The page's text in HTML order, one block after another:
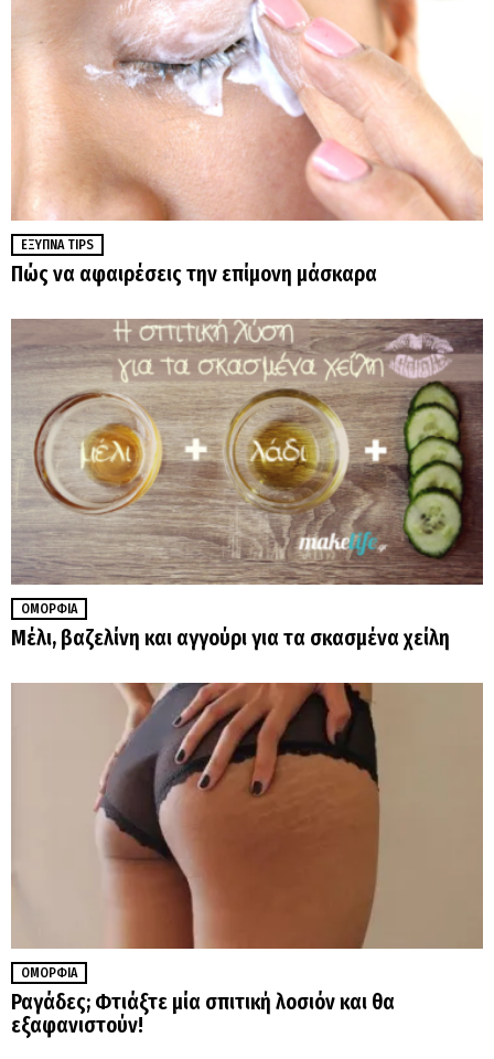
ΈΞΥΠΝΑ TIPS
Πώς να αφαιρέσεις την επίμονη μάσκαρα
ΟΜΟΡΦΙΆ
Μέλι, βαζελίνη και αγγούρι για τα σκασμένα χείλη
ΟΜΟΡΦΙΆ
Ραγάδες; Φτιάξτε μία σπιτική λοσιόν και θα
εξαφανιστούν!